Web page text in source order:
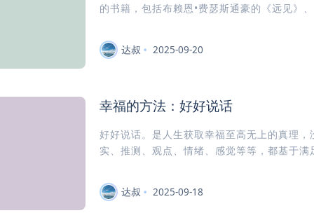
的书籍，包括布赖恩•费瑟斯通豪的《远见》
达叔 2025-09-20
幸福的方法：好好说话
好好说话。是人生获取幸福至高无上的真理
实、推测、观点、情绪、感觉等等，都基于
达叔 2025-09-18